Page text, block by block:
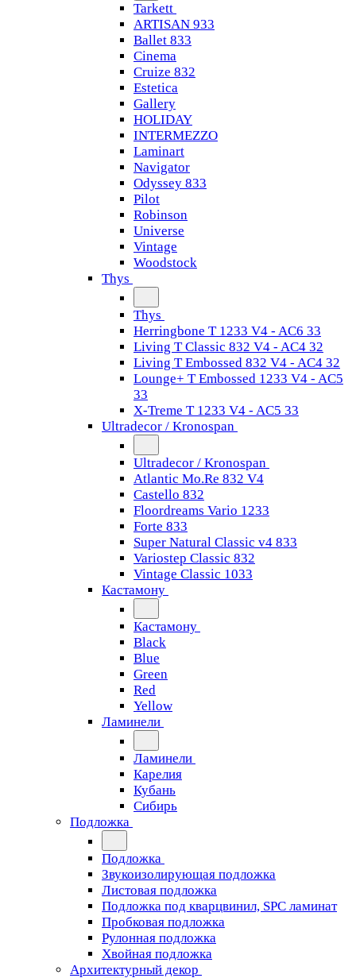
Tarkett
ARTISAN 933
Ballet 833
Cinema
Cruize 832
Estetica
Gallery
HOLIDAY
INTERMEZZO
Laminart
Navigator
Odyssey 833
Pilot
Robinson
Universe
Vintage
Woodstock
Thys
Thys
Herringbone T 1233 V4 - AC6 33
Living T Classic 832 V4 - AC4 32
Living T Embossed 832 V4 - AC4 32
Lounge+ T Embossed 1233 V4 - AC5
33
X-Treme T 1233 V4 - AC5 33
Ultradecor / Kronospan
Ultradecor / Kronospan
Atlantic Mo.Re 832 V4
Castello 832
Floordreams Vario 1233
Forte 833
Super Natural Classic v4 833
Variostep Classic 832
Vintage Classic 1033
Кастамону
Кастамону
Black
Blue
Green
Red
Yellow
Ламинели
Ламинели
Карелия
Кубань
Сибирь
Подложка
Подложка
Звукоизолирующая подложка
Листовая подложка
Подложка под кварцвинил, SPC ламинат
Пробковая подложка
Рулонная подложка
Хвойная подложка
Архитектурный декор